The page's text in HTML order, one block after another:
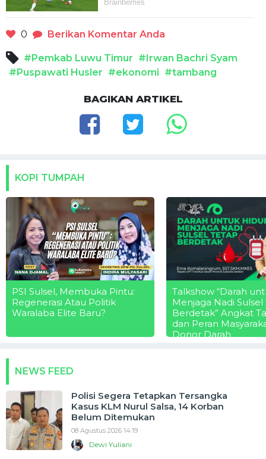
0 Berikan Komentar Anda
#Pemkab Luwu Timur #Irwan Bachri Syam
#Puspawati Husler #ekonomi #tambang
BAGIKAN ARTIKEL
KOPI TUMPAH
PSI Sulsel, Membuka Pintu:
Regenerasi Atau Politik
Waralaba Elite Baru?
Talkshow “Darah
Menjaga Nadi Sulsel
Berdetak” Angkat
dan Peran
Donor Darah
NEWS FEED
Polisi Segera Tetapkan Tersangka
Kasus KLM Nurul Salsa, 14 Korban
Belum Ditemukan
08 Agustus 2026 14:19
Dewi Yuliani